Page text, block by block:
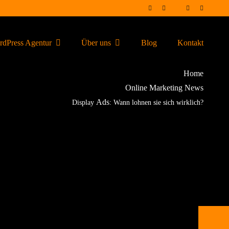
Agentur Über uns Blog Kontakt
Home
Online Marketing News
DisplayAds: Wann lohnen sie sich wirklich?